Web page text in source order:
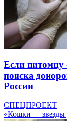
Если питомцу
поиска
России
СПЕЦПРОЕКТ
«Кошки — звезды